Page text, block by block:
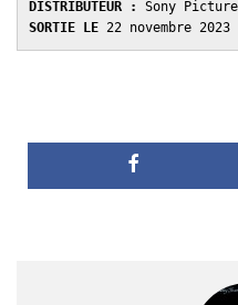
DISTRIBUTEUR :
SORTIE LE 22 novembre 2023